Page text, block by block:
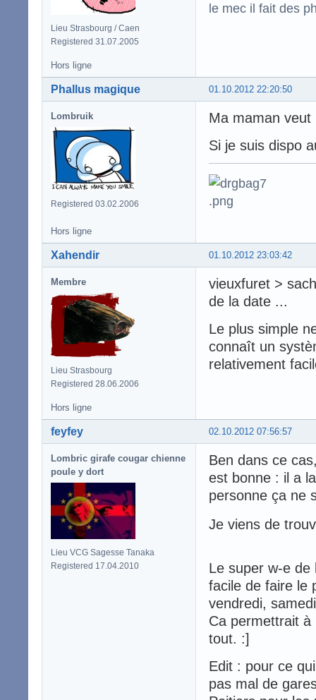
Lieu Strasbourg / Caen
Registered 31.07.2005
le mec il fait des
Hors ligne
01.10.2012 22:20:50
Phallus magique
Lombruik
Registered 03.02.2006
Ma maman veut
Si je suis dispo
Hors ligne
01.10.2012 23:03:42
Xahendir
Membre
Lieu Strasbourg
Registered 28.06.2006
vieuxfuret >
de la date ...
Le plus simple
connaît un
relativement
Hors ligne
02.10.2012 07:56:57
feyfey
Lombric girafe cougar chienne
poule y dort
Lieu VCG Sagesse Tanaka
Registered 17.04.2010
Ben dans ce
est bonne : il a
personne ça ne
Je viens de
Le super w-e
facile de faire le
vendredi,
Ca permettrait
tout. :]
Edit : pour ce
pas mal de